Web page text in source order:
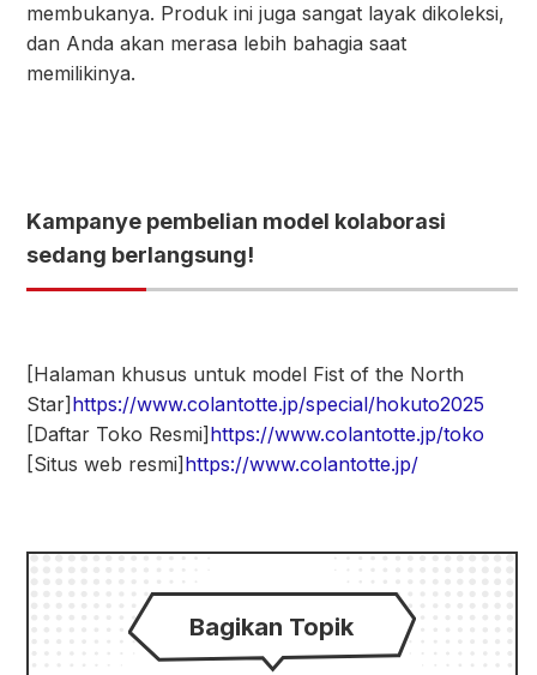
membukanya. Produk ini juga sangat layak dikoleksi,
dan Anda akan merasa lebih bahagia saat
memilikinya.
Kampanye pembelian model kolaborasi
sedang berlangsung!
[Halaman khusus untuk model Fist of the North
Star] https://www.colantotte.jp/special/hokuto2025
[Daftar Toko Resmi] https://www.colantotte.jp/toko
[Situs web resmi] https://www.colantotte.jp/
Bagikan Topik